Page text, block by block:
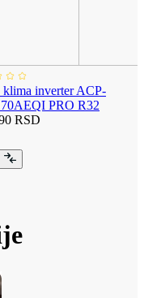
inverter ACP-
PRO R32
RSD